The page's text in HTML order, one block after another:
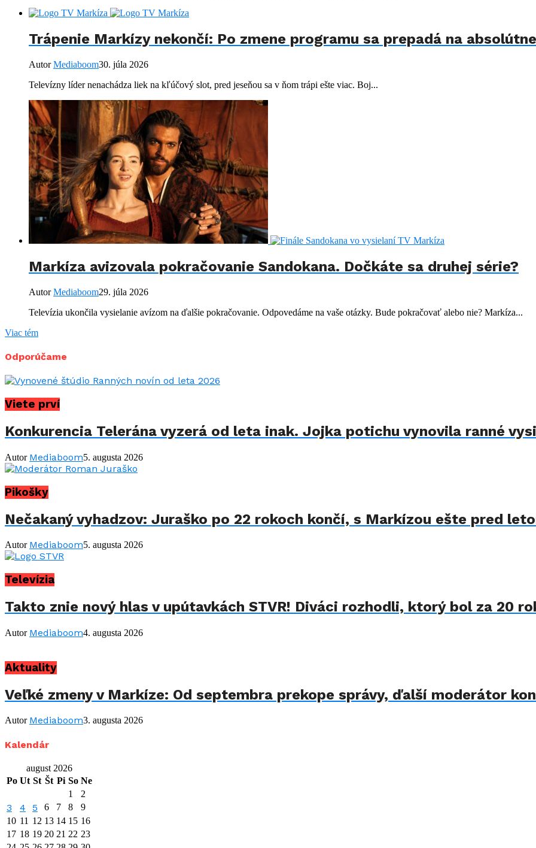
Trápenie Markízy nekončí: Po zmene programu sa prepadá na
AutorMediaboom30. júla 2026
Televízny líder nenachádza liek na kľúčový slot, pred jeseňou sa v ňom trápi ešte viac. Boj...
Markíza avizovala pokračovanie Sandokana. Dočkáte sa druhej série?
AutorMediaboom29. júla 2026
Televízia ukončila vysielanie avízom na ďalšie pokračovanie. Odpovedáme na vaše otázky. Bude pokračovať alebo nie? Markíza...
Viac tém
Odporúčame
Viete prví
Konkurencia Telerána vyzerá od leta inak. Jojka potichu vynovila ranné
Autor Mediaboom5. augusta 2026
Pikošky
Nečakaný vyhadzov: Juraško po 22 rokoch končí, s Markízou ešte pred
Autor Mediaboom5. augusta 2026
Televízia
Takto znie nový hlas v upútavkách STVR! Diváci rozhodli, ktorý bol za 20
Autor Mediaboom4. augusta 2026
Aktuality
Veľké zmeny v Markíze: Od septembra prekope správy, ďalší moderátor
Autor Mediaboom3. augusta 2026
Kalendár
august 2026
Po Ut St Št Pi So Ne
1
2
3 4 5 6 7 8
9
10 11 12 13 14 15 16
17 18 19 20 21 22 23